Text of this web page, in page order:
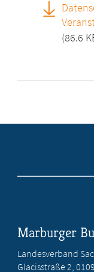
(86.6
Marburger
Landesverband
Glacisstraße 2,